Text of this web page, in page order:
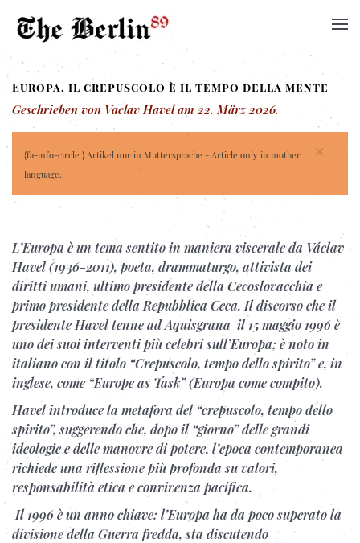
Europa, il crepuscolo è il tempo della mente
Geschrieben von Vaclav Havel am22. März 2026.
×
{fa-info-circle } Artikel nur in Muttersprache - Article only in mother
language.
L’Europa è un tema sentito in maniera viscerale da Václav
Havel(1936-2011), poeta, drammaturgo, attivista dei
diritti umani, ultimo presidente della Cecoslovacchia e
primo presidente della Repubblica Ceca. Il discorso che il
presidente Havel tenne ad Aquisgrana il 15 maggio 1996 è
uno dei suoi interventi più celebri sull’Europa; è noto in
italiano con il titolo “Crepuscolo, tempo dello spirito” e, in
inglese, come “Europe as Task” (Europa come compito).
Havel introduce la metafora del “crepuscolo, tempo dello
spirito”, suggerendo che, dopo il “giorno” delle grandi
ideologie e delle manovre di potere, l’epoca contemporanea
richiede una riflessione più profonda su valori,
responsabilità etica e convivenza pacifica.
Il 1996 è un anno chiave: l’Europa ha da poco superato la
divisione della Guerra fredda, sta discutendo